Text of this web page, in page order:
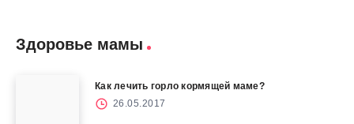
Здоровье мамы
Как лечить горло кормящей маме?
26.05.2017